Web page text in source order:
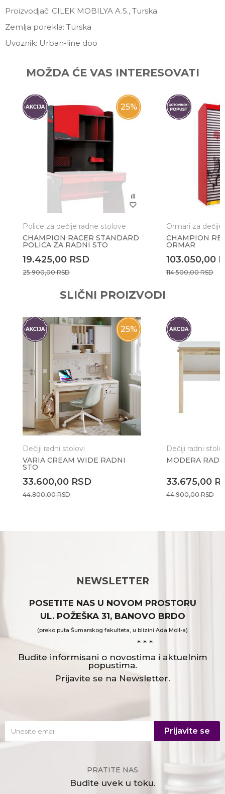
Proizvodjač: CILEK MOBILYA A.S., Turska
Zemlja porekla: Turska
Uvoznik: Urban-line doo
Email
Anti-spam zaštita - izračunajte koliko je 4 + 1 :
MOŽDA ĆE VAS INTERESOVATI
25%
Police za dečije radne stolove
CHAMPION RACER STANDARD
POLICA ZA RADNI STO
19.425,00 RSD
25.900,00RSD
Ormari za dečije
CHAMPION
ORMAR
103.050,00
114.500,00RSD
SLIČNI PROIZVODI
25%
Dečiji radni stolovi
VARIA CREAM WIDE RADNI
STO
33.600,00 RSD
44.800,00RSD
Dečiji radni
MODERA
33.675,00
44.900,00RSD
NEWSLETTER
POSETITE NAS U NOVOM PROSTORU
UL. POŽEŠKA 31, BANOVO BRDO
(preko puta Šumarskog fakulteta, u blizini Ada Moll-a)
* * *
Budite informisani o novostima i aktuelnim
popustima.
Prijavite se na Newsletter.
Prijavite se
PRATITE NAS
Budite uvek u toku.